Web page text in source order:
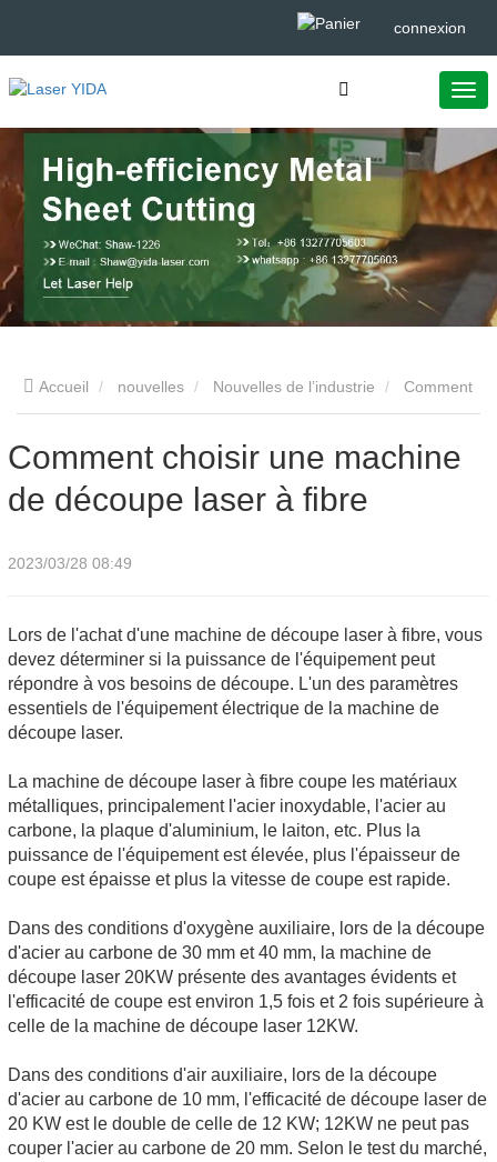
connexion
Accueil nouvelles Nouvelles de l’industrie
Comment choisir une machine
de découpe laser à fibre
2023/03/28 08:49
Lors de l'achat d'une machine de découpe laser à fibre, vous
devez déterminer si la puissance de l'équipement peut
répondre à vos besoins de découpe. L'un des paramètres
essentiels de l'équipement électrique de la machine de
découpe laser.
La machine de découpe laser à fibre coupe les matériaux
métalliques, principalement l'acier inoxydable, l'acier au
carbone, la plaque d'aluminium, le laiton, etc. Plus la
puissance de l'équipement est élevée, plus l'épaisseur de
coupe est épaisse et plus la vitesse de coupe est rapide.
Dans des conditions d'oxygène auxiliaire, lors de la découpe
d'acier au carbone de 30 mm et 40 mm, la machine de
découpe laser 20KW présente des avantages évidents et
l'efficacité de coupe est environ 1,5 fois et 2 fois supérieure à
celle de la machine de découpe laser 12KW.
Dans des conditions d'air auxiliaire, lors de la découpe
d'acier au carbone de 10 mm, l'efficacité de découpe laser de
20 KW est le double de celle de 12 KW; 12KW ne peut pas
couper l'acier au carbone de 20 mm. Selon le test du marché,